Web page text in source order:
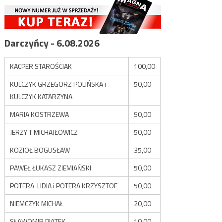
Darczyńcy - 6.08.2026
KACPER STAROŚCIAK
100,00
KULCZYK GRZEGORZ POLIŃSKA i
KULCZYK KATARZYNA
50,00
MARIA KOSTRZEWA
50,00
JERZY T MICHAJŁOWICZ
50,00
KOZIOŁ BOGUSŁAW
35,00
PAWEŁ ŁUKASZ ZIEMIAŃSKI
50,00
POTERA LIDIA i POTERA KRZYSZTOF
50,00
NIEMCZYK MICHAŁ
20,00